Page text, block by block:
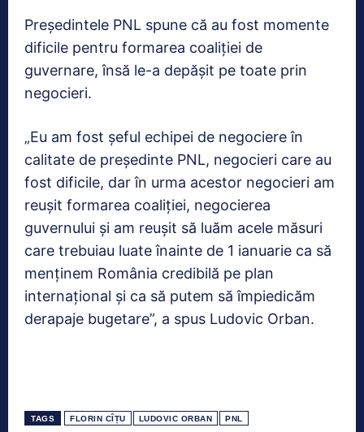
Președintele PNL spune că au fost momente
dificile pentru formarea coaliției de
guvernare, însă le-a depășit pe toate prin
negocieri.
„Eu am fost șeful echipei de negociere în
calitate de președinte PNL, negocieri care au
fost dificile, dar în urma acestor negocieri am
reușit formarea coaliției, negocierea
guvernului și am reușit să luăm acele măsuri
care trebuiau luate înainte de 1 ianuarie ca să
menținem România credibilă pe plan
internațional și ca să putem să împiedicăm
derapaje bugetare”, a spus Ludovic Orban.
TAGS FLORIN CÎȚU LUDOVIC ORBAN PNL